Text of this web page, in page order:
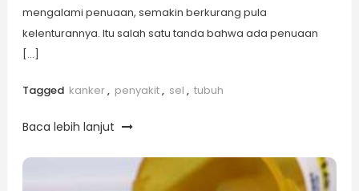
mengalami penuaan, semakin berkurang pula
kelenturannya. Itu salah satu tanda bahwa ada penuaan
[…]
Tagged kanker, penyakit, sel , tubuh
Baca lebih lanjut